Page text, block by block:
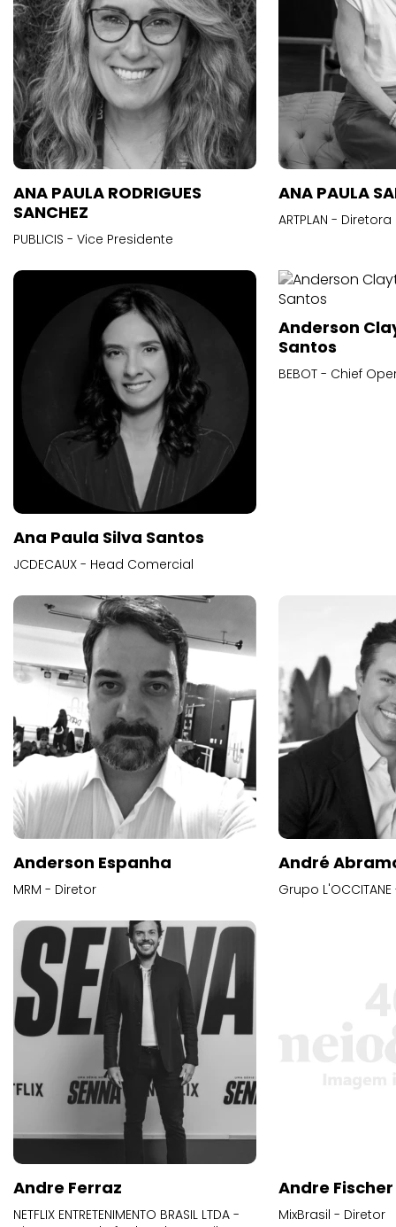
ANA PAULA RODRIGUES
SANCHEZ
PUBLICIS - Vice Presidente
ANA PAULA
ARTPLAN -
Ana Paula Silva Santos
JCDECAUX - Head Comercial
Anderson
Santos
BEBOT - Chief
Anderson Espanha
MRM - Diretor
André
Grupo
Andre Ferraz
NETFLIX ENTRETENIMENTO BRASIL LTDA -
Andre Fischer
MixBrasil - Diretor